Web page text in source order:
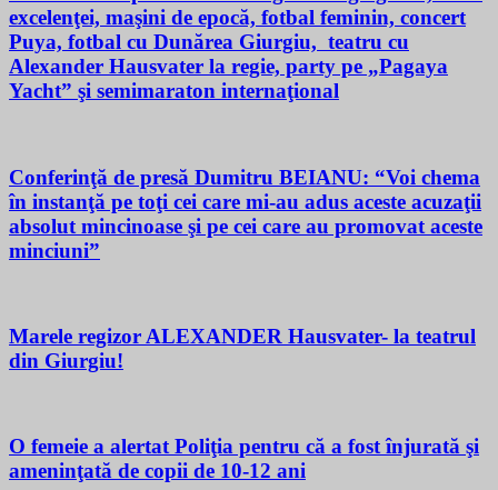
excelenţei, maşini de epocă, fotbal feminin, concert
Puya, fotbal cu Dunărea Giurgiu, teatru cu
Alexander Hausvater la regie, party pe „Pagaya
Yacht” şi semimaraton internaţional
Conferinţă de presă Dumitru BEIANU: “Voi chema
în instanţă pe toţi cei care mi-au adus aceste acuzaţii
absolut mincinoase şi pe cei care au promovat aceste
minciuni”
Marele regizor ALEXANDER Hausvater- la teatrul
din Giurgiu!
O femeie a alertat Poliţia pentru că a fost înjurată şi
ameninţată de copii de 10-12 ani